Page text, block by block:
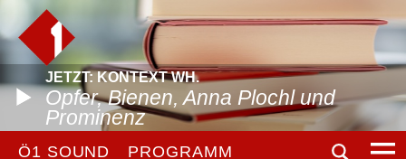
JETZT: KONTEXT WH.
Opfer, Bienen, Anna Plochl und
Prominenz
Ö1 SOUND PROGRAMM